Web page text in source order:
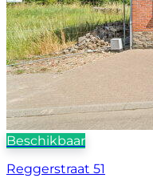
Beschikbaar
Reggerstraat 51